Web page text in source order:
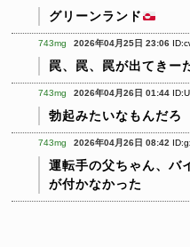
グリーンランド
743mg 2026年04月25日 23:06
罠、罠、罠が出てきー
743mg 2026年04月26日 01:44
勃起みたいなもんだろ
743mg 2026年04月26日 08:42
運転手の父ちゃん、バ
が付かなかった